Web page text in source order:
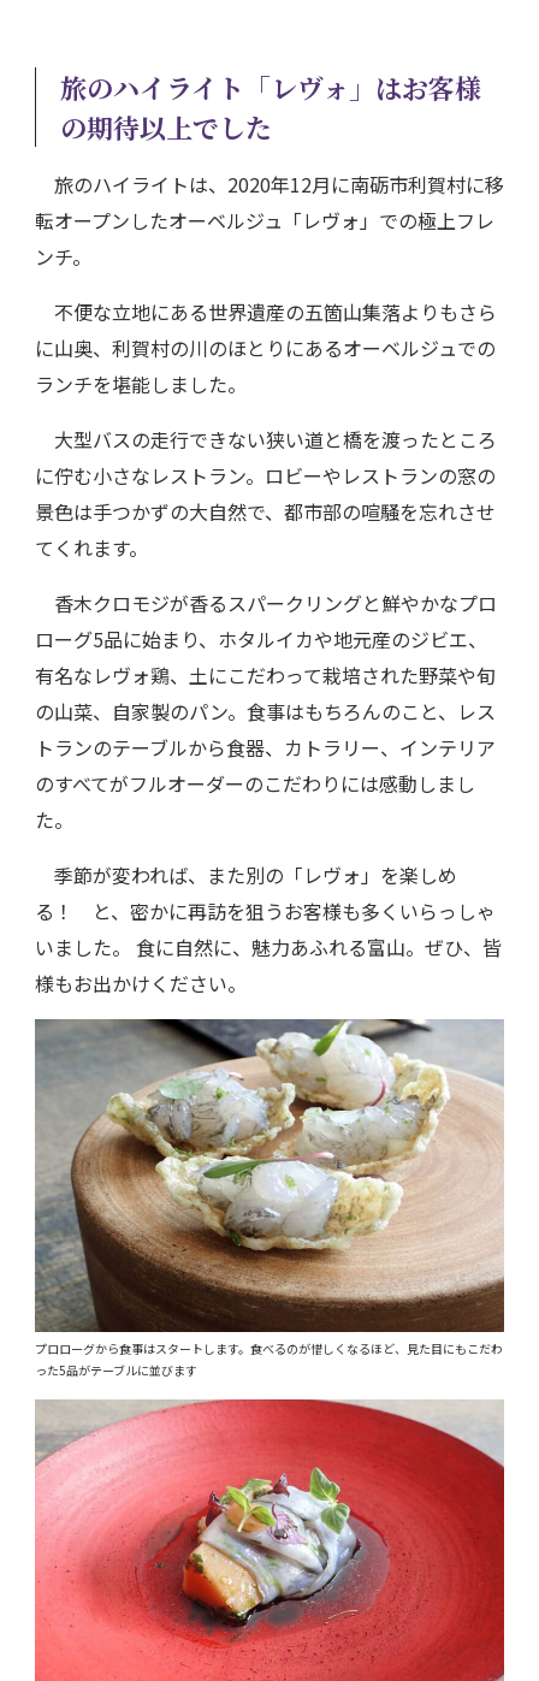
旅のハイライト「レヴォ」はお客様
の期待以上でした
旅のハイライトは、2020年12月に南砺市利賀村に移
転オープンしたオーベルジュ「レヴォ」での極上フレ
ンチ。
不便な立地にある世界遺産の五箇山集落よりもさら
に山奥、利賀村の川のほとりにあるオーベルジュでの
ランチを堪能しました。
大型バスの走行できない狭い道と橋を渡ったところ
に佇む小さなレストラン。ロビーやレストランの窓の
景色は手つかずの大自然で、都市部の喧騒を忘れさせ
てくれます。
香木クロモジが香るスパークリングと鮮やかなプロ
ローグ5品に始まり、ホタルイカや地元産のジビエ、
有名なレヴォ鶏、土にこだわって栽培された野菜や旬
の山菜、自家製のパン。食事はもちろんのこと、レス
トランのテーブルから食器、カトラリー、インテリア
のすべてがフルオーダーのこだわりには感動しまし
た。
季節が変われば、また別の「レヴォ」を楽しめ
る！ と、密かに再訪を狙うお客様も多くいらっしゃ
いました。 食に自然に、魅力あふれる富山。ぜひ、皆
様もお出かけください。
プロローグから食事はスタートします。食べるのが惜しくなるほど、見た目にもこだわ
った5品がテーブルに並びます